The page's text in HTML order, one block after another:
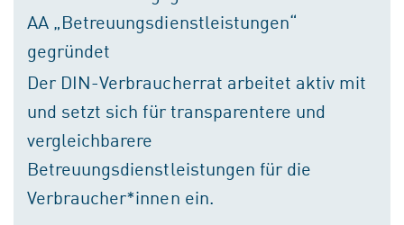
AA „Betreuungsdienstleistungen“
gegründet
Der DIN-Verbraucherrat arbeitet aktiv mit
und setzt sich für transparentere und
vergleichbarere
Betreuungsdienstleistungen für die
Verbraucher*innen ein.